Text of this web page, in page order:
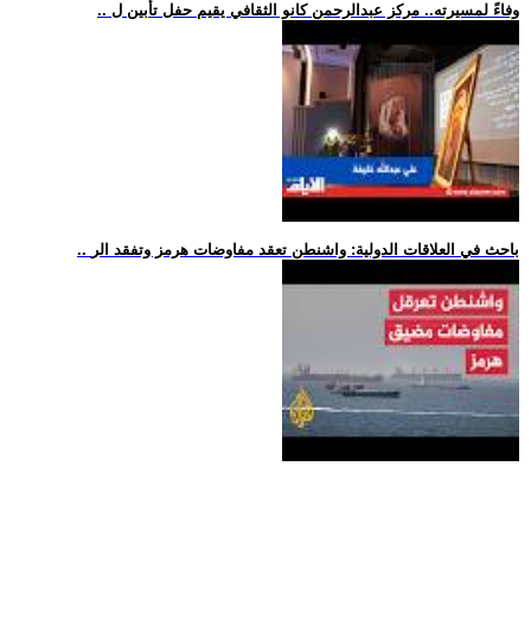
.. وفاءً لمسيرته.. مركز عبدالرحمن كانو الثقافي يقيم حفل تأبين ل
.. باحث في العلاقات الدولية: واشنطن تعقد مفاوضات هرمز وتفقد الر